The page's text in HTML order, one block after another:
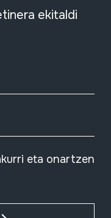
ekitaldi
eta onartzen